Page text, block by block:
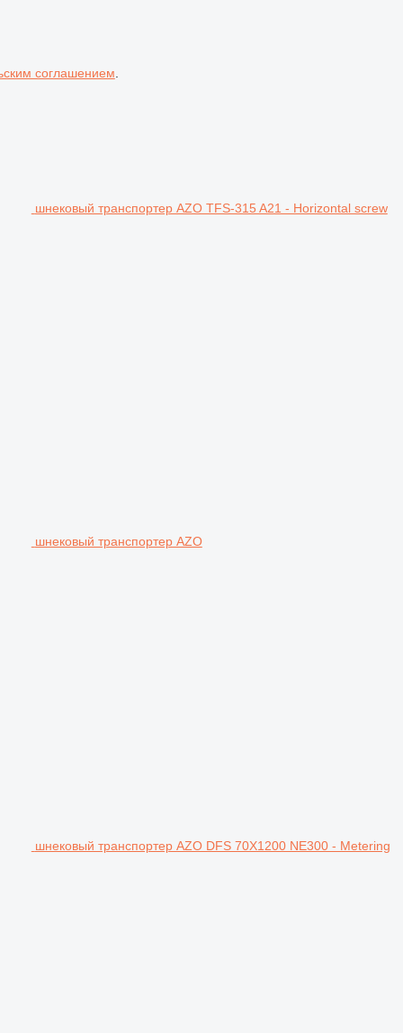
соглашением
шнековый транспортер AZO TFS-315 A21 - Horizontal screw
шнековый транспортер AZO
шнековый транспортер AZO DFS 70X1200 NE300 - Metering